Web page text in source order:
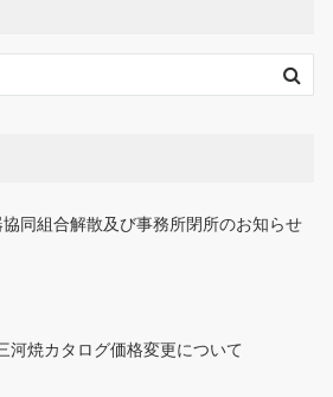
同組合解散及び事務所閉所のお知らせ
河焼カタログ価格変更について